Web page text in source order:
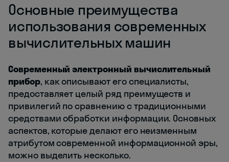
Основные преимущества
использования современных
вычислительных машин
Современный электронный вычислительный
прибор, как описывают его специалисты,
предоставляет целый ряд преимуществ и
привилегий по сравнению с традиционными
средствами обработки информации. Основных
аспектов, которые делают его неизменным
атрибутом современной информационной эры,
можно выделить несколько.